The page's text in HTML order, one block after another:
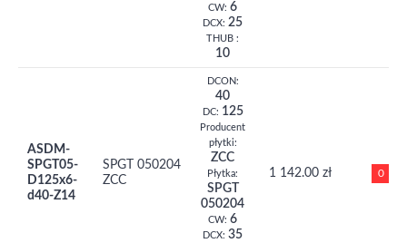
CW: 6
DCX: 25
THUB :
10
ASDM-
SPGT05-
D125x6-
d40-Z14
SPGT 050204
ZCC
DCON:
40
DC: 125
Producent
płytki:
ZCC
Płytka:
SPGT
050204
CW: 6
DCX: 35
1 142.00 zł 0